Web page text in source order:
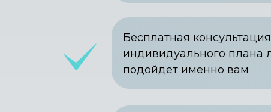
Бесплатная
индивидуального плана
подойдет именно вам